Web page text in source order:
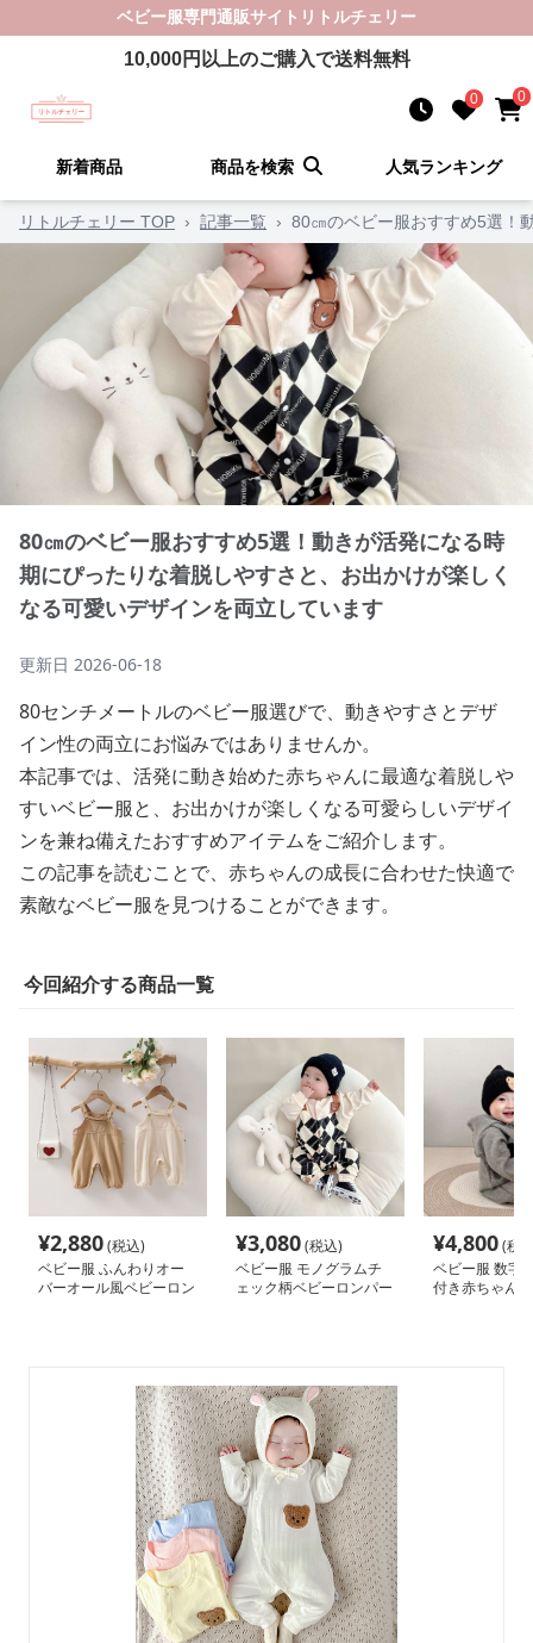
ベビー服専門通販サイト リトルチェリー
10,000円以上のご購入で送料無料
0 0
新着商品 商品を検索 人気ランキング
リトルチェリー TOP › 記事一覧 › 80㎝のベビー服おすすめ5選！
80㎝のベビー服おすすめ5選！動きが活発になる時
期にぴったりな着脱しやすさと、お出かけが楽しく
なる可愛いデザインを両立しています
更新日 2026-06-18
80センチメートルのベビー服選びで、動きやすさとデザ
イン性の両立にお悩みではありませんか。
本記事では、活発に動き始めた赤ちゃんに最適な着脱しや
すいベビー服と、お出かけが楽しくなる可愛らしいデザイ
ンを兼ね備えたおすすめアイテムをご紹介します。
この記事を読むことで、赤ちゃんの成長に合わせた快適で
素敵なベビー服を見つけることができます。
今回紹介する商品一覧
¥2,880(税込)
ベビー服 ふんわりオー
バーオール風ベビーロン
¥3,080(税込)
ベビー服 モノグラムチ
ェック柄ベビーロンパー
¥4,800(税
ベビー服 数字
付き赤ちゃん